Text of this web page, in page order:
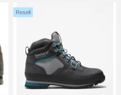
Resell